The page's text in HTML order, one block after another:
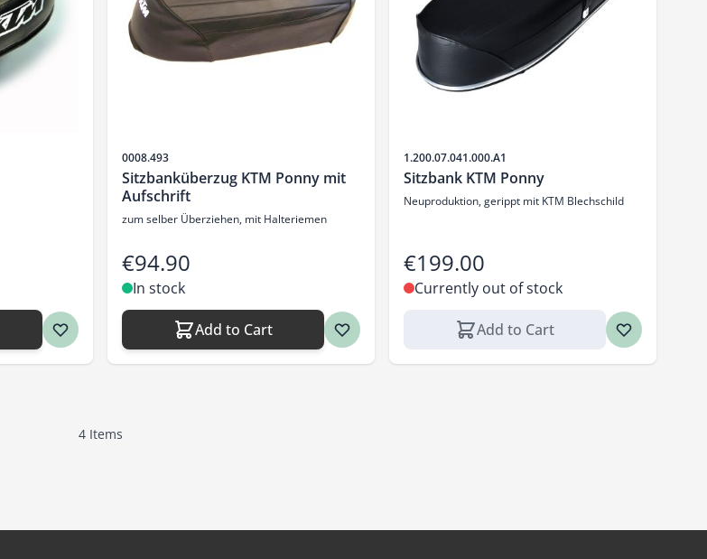
Sku
0008.493
Sitzbanküberzug KTM Ponny mit
Aufschrift
zum selber Überziehen, mit Halteriemen
€94.90
In stock
Add to Cart
Sku
1.200.07.041.000.A1
Sitzbank KTM Ponny
Neuproduktion, gerippt mit KTM Blechschild
€199.00
Currently out of stock
Add to Cart
4Items